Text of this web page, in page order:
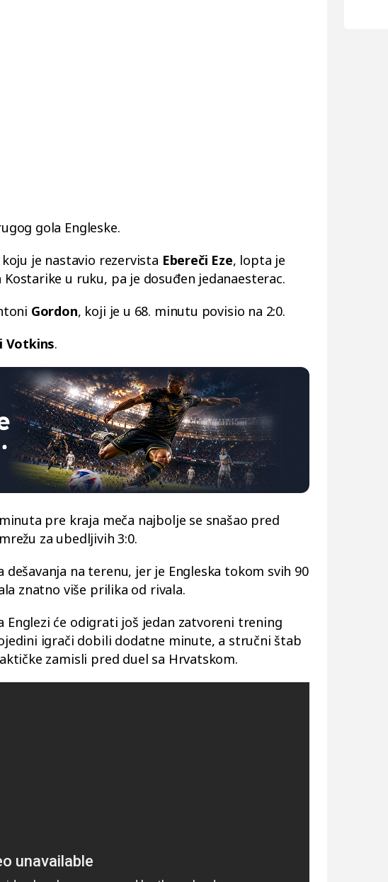
gola Engleske.
je nastavio rezervista Ebereči Eze, lopta je
u ruku, pa je dosuđen jedanaesterac.
Gordon, koji je u 68. minutu povisio na 2:0.
Votkins.
pre kraja meča najbolje se snašao pred
za ubedljivih 3:0.
na terenu, jer je Engleska tokom svih 90
znatno više prilika od rivala.
Englezi će odigrati još jedan zatvoreni trening
igrači dobili dodatne minute, a stručni štab
zamisli pred duel sa Hrvatskom.